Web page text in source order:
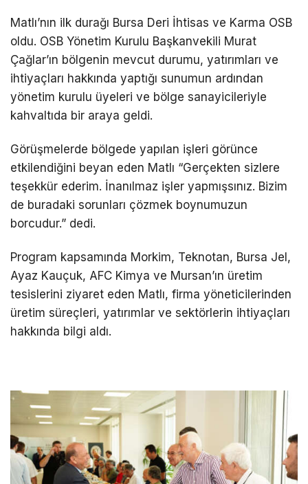
Matlı’nın ilk durağı Bursa Deri İhtisas ve Karma OSB
oldu. OSB Yönetim Kurulu Başkanvekili Murat
Çağlar’ın bölgenin mevcut durumu, yatırımları ve
ihtiyaçları hakkında yaptığı sunumun ardından
yönetim kurulu üyeleri ve bölge sanayicileriyle
kahvaltıda bir araya geldi.
Görüşmelerde bölgede yapılan işleri görünce
etkilendiğini beyan eden Matlı “Gerçekten sizlere
teşekkür ederim. İnanılmaz işler yapmışsınız. Bizim
de buradaki sorunları çözmek boynumuzun
borcudur.” dedi.
Program kapsamında Morkim, Teknotan, Bursa Jel,
Ayaz Kauçuk, AFC Kimya ve Mursan’ın üretim
tesislerini ziyaret eden Matlı, firma yöneticilerinden
üretim süreçleri, yatırımlar ve sektörlerin ihtiyaçları
hakkında bilgi aldı.